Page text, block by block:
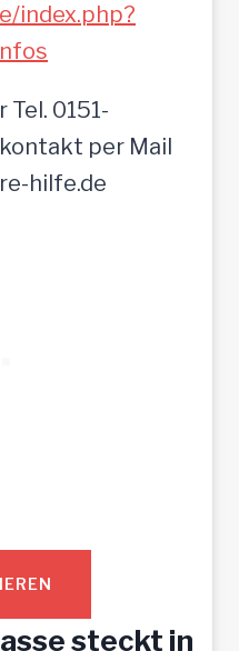
index.php?
0151-
per Mail
hilfe.de
steckt in